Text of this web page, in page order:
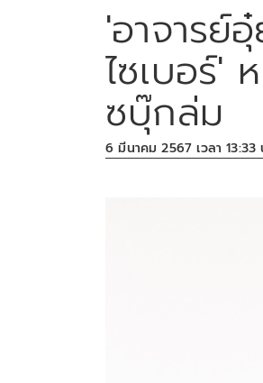
'อาจารย์
ไซเบอร์'
ซบุ๊กล่ม
6 มีนาคม 2567 เวลา 13:33